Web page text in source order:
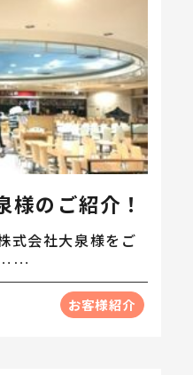
様のご紹介！
式会社大泉様をご
……
お客様紹介